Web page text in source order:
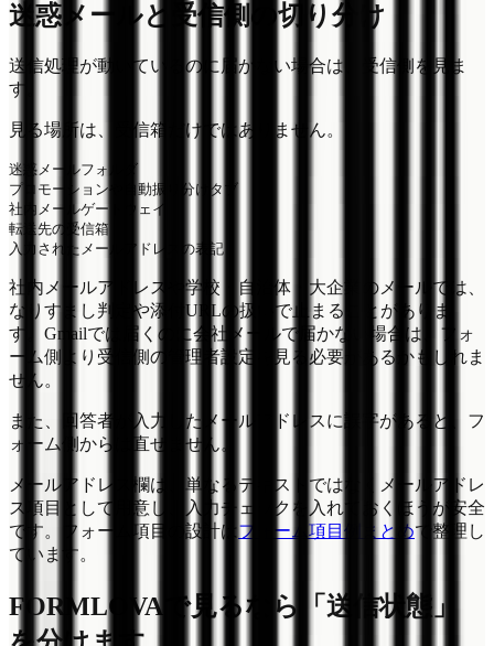
迷惑メールと受信側の切り分け
送信処理が動いているのに届かない場合は、受信側を見ま
す。
見る場所は、受信箱だけではありません。
迷惑メールフォルダ
プロモーションや自動振り分けタブ
社内メールゲートウェイ
転送先の受信箱
社内メールアドレスや学校・自治体・大企業のメールでは、
なりすまし判定や添付URLの扱いで止まることがありま
す。Gmailでは届くのに会社メールで届かない場合は、フォ
ーム側より受信側の管理者設定を見る必要があるかもしれま
せん。
また、回答者が入力したメールアドレスに誤字があると、フ
ォーム側からは直せません。
メールアドレス欄は、単なるテキストではなくメールアドレ
ス項目として用意し、入力チェックを入れておくほうが安全
です。フォーム項目の設計は フォーム項目例まとめで整理し
ています。
FORMLOVAで見るなら「送信状態」